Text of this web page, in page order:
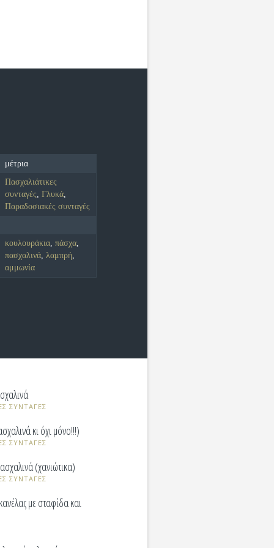
μέτρια
Πασχαλιάτικες
συνταγές,Γλυκά,
Παραδοσιακές συνταγές
κουλουράκια,πάσχα,
πασχαλινά,λαμπρή,
αμμωνία
ΣΥΝΤΑΓΕΣ
κι όχι μόνο!!!)
ΣΥΝΤΑΓΕΣ
(χανιώτικα)
ΣΥΝΤΑΓΕΣ
με σταφίδα και